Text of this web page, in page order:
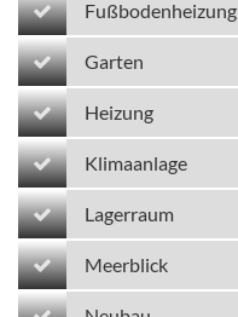
Fußbodenheizung
Garten
Heizung
Klimaanlage
Lagerraum
Meerblick